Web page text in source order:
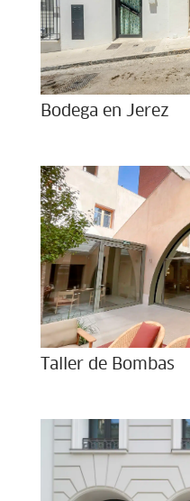
Bodega en Jerez
Taller de Bombas